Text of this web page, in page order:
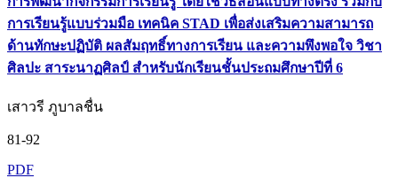
การเรียนรู้แบบร่วมมือ เทคนิค STAD เพื่อส่งเสริมความสามารถ
ด้านทักษะปฏิบัติ ผลสัมฤทธิ์ทางการเรียน และความพึงพอใจ วิชา
ศิลปะ สาระนาฏศิลป์ สำหรับนักเรียนชั้นประถมศึกษาปีที่ 6
เสาวรี ภูบาลชื่น
81-92
PDF